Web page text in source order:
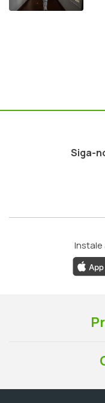
Siga-
Instale